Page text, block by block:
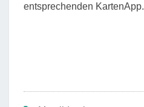
entsprechenden KartenApp.